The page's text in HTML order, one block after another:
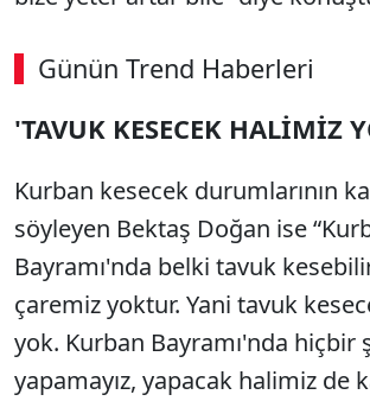
Günün Trend Haberleri
00:02 / 09:15
'TAVUK KESECEK HALİMİZ
Kurban kesecek durumlarının
söyleyen Bektaş Doğan ise
Bayramı'nda belki tavuk
çaremiz yoktur. Yani tavuk
yok. Kurban Bayramı'nda hiçbir
yapamayız, yapacak halimiz de